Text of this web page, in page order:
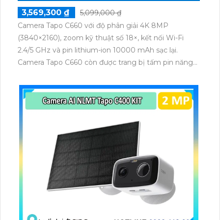
3,569,300 ₫
5,099,000 ₫
Camera Tapo C660 với độ phân giải 4K 8MP
(3840×2160), zoom kỹ thuật số 18×, kết nối Wi-Fi
2.4/5 GHz và pin lithium-ion 10000 mAh sạc lại.
Camera Tapo C660 còn được trang bị tấm pin năng
thú cưng, phương tiện, lưu trữ thẻ microSD tối đa 512
GB.